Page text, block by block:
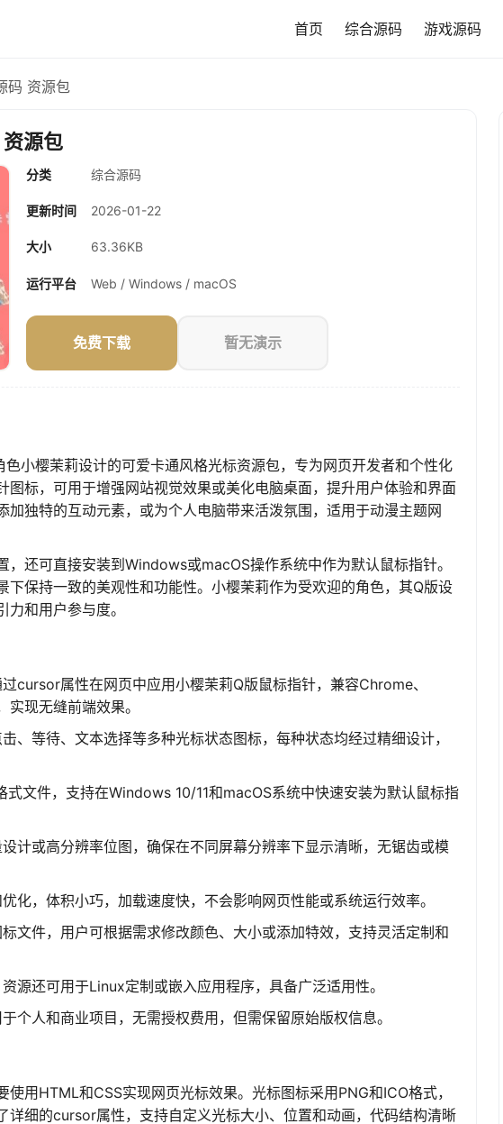
首页 综合源码 游戏源码
码 资源包
源包
分类 综合源码
更新时间 2026-01-22
大小 63.36KB
运行平台 Web / Windows / macOS
免费下载 暂无演示
小樱茉莉设计的可爱卡通风格光标资源包，专为网页开发者和个性化
图标，可用于增强网站视觉效果或美化电脑桌面，提升用户体验和界面
独特的互动元素，或为个人电脑带来活泼氛围，适用于动漫主题网
还可直接安装到Windows或macOS操作系统中作为默认鼠标指针。
下保持一致的美观性和功能性。小樱茉莉作为受欢迎的角色，其Q版设
和用户参与度。
cursor属性在网页中应用小樱茉莉Q版鼠标指针，兼容Chrome、
现无缝前端效果。
、等待、文本选择等多种光标状态图标，每种状态均经过精细设计，
式文件，支持在Windows 10/11和macOS系统中快速安装为默认鼠标指
计或高分辨率位图，确保在不同屏幕分辨率下显示清晰，无锯齿或模
化，体积小巧，加载速度快，不会影响网页性能或系统运行效率。
文件，用户可根据需求修改颜色、大小或添加特效，支持灵活定制和
源还可用于Linux定制或嵌入应用程序，具备广泛适用性。
个人和商业项目，无需授权费用，但需保留原始版权信息。
用HTML和CSS实现网页光标效果。光标图标采用PNG和ICO格式，
详细的cursor属性，支持自定义光标大小、位置和动画，代码结构清晰